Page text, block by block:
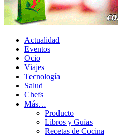
Actualidad
Eventos
Ocio
Viajes
Tecnología
Salud
Chefs
Más…
Producto
Libros y Guías
Recetas de Cocina